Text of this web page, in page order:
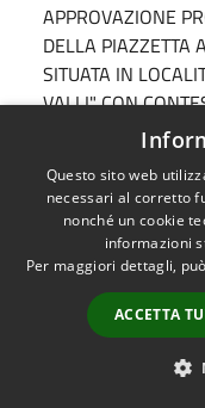
APPROVAZIONE
DELLA PIAZZETTA
SITUATA IN
VALLI" CON
AL
- Del. C.C. 19/2019
- Relazione
- Relazione
- Tavola 3c -
- Tavola 3c -
Questo sito web
necessari al corretto
nonché un cookie
informazioni
Per maggiori dettagli,
ACCETTA